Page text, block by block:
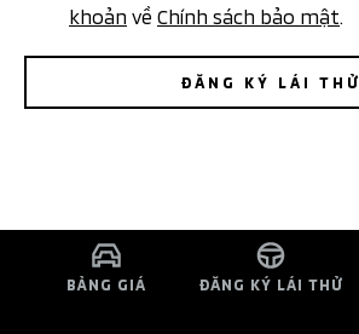
khoản về Chính sách bảo mật
ĐĂNG KÝ LÁI THỬ
BẢNG GIÁ ĐĂNG KÝ LÁI THỬ